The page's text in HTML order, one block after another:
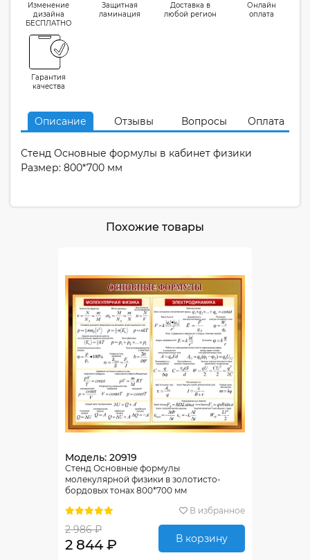
Изменение
дизайна
БЕСПЛАТНО
Защитная
ламинация
Доставка в
любой регион
Онлайн
оплата
Гарантия
качества
Описание Отзывы Вопросы Оплата
Стенд Основные формулы в кабинет физики
Размер: 800*700 мм
Похожие товары
Модель: 20919
Стенд Основные формулы
молекулярной физики в золотисто-
бордовых тонах 800*700 мм
В избранное
2 986 ₽
2 844 ₽ В корзину